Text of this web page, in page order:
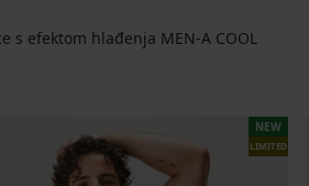
s efektom hlađenja MEN-A COOL
NEW
LIMITED